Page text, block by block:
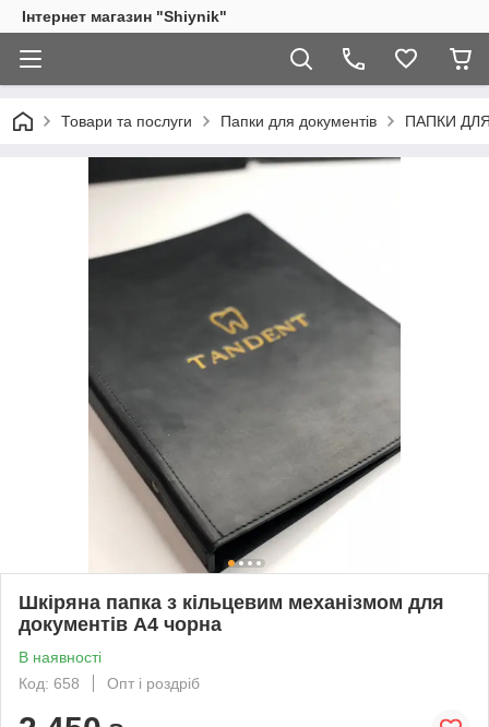
Інтернет магазин "Shiynik"
Товари та послуги Папки для документів ПАПКИ
Шкіряна папка з кільцевим механізмом для
документів А4 чорна
В наявності
Код: 658
Опт і роздріб